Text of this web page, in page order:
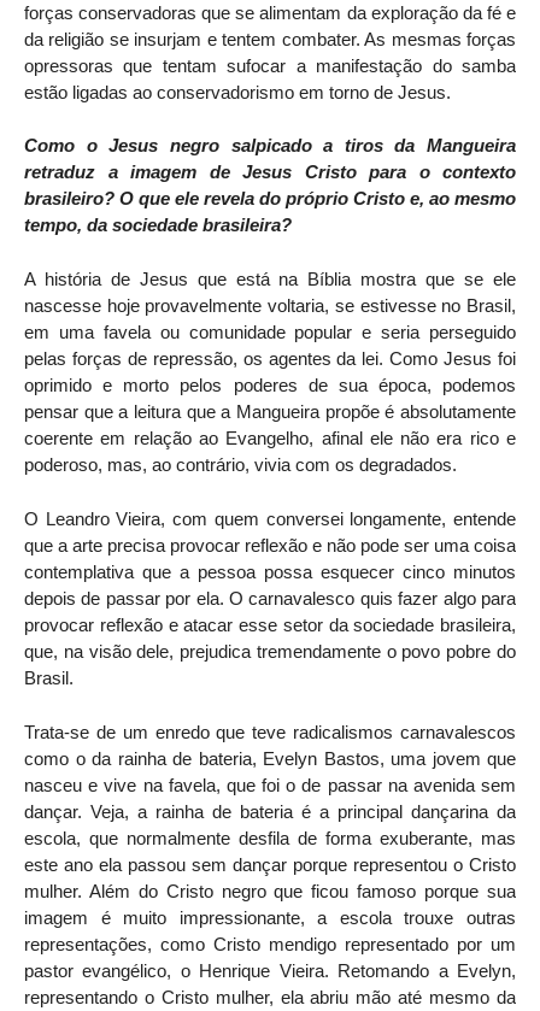
forças conservadoras que se alimentam da exploração da fé e
da religião se insurjam e tentem combater. As mesmas forças
opressoras que tentam sufocar a manifestação do samba
estão ligadas ao conservadorismo em torno de Jesus.
Como o Jesus negro salpicado a tiros da Mangueira
retraduz a imagem de Jesus Cristo para o contexto
brasileiro? O que ele revela do próprio Cristo e, ao mesmo
tempo, da sociedade brasileira?
A história de Jesus que está na Bíblia mostra que se ele
nascesse hoje provavelmente voltaria, se estivesse no Brasil,
em uma favela ou comunidade popular e seria perseguido
pelas forças de repressão, os agentes da lei. Como Jesus foi
oprimido e morto pelos poderes de sua época, podemos
pensar que a leitura que a Mangueira propõe é absolutamente
coerente em relação ao Evangelho, afinal ele não era rico e
poderoso, mas, ao contrário, vivia com os degradados.
O Leandro Vieira, com quem conversei longamente, entende
que a arte precisa provocar reflexão e não pode ser uma coisa
contemplativa que a pessoa possa esquecer cinco minutos
depois de passar por ela. O carnavalesco quis fazer algo para
provocar reflexão e atacar esse setor da sociedade brasileira,
que, na visão dele, prejudica tremendamente o povo pobre do
Brasil.
Trata-se de um enredo que teve radicalismos carnavalescos
como o da rainha de bateria, Evelyn Bastos, uma jovem que
nasceu e vive na favela, que foi o de passar na avenida sem
dançar. Veja, a rainha de bateria é a principal dançarina da
escola, que normalmente desfila de forma exuberante, mas
este ano ela passou sem dançar porque representou o Cristo
mulher. Além do Cristo negro que ficou famoso porque sua
imagem é muito impressionante, a escola trouxe outras
representações, como Cristo mendigo representado por um
pastor evangélico, o Henrique Vieira. Retomando a Evelyn,
representando o Cristo mulher, ela abriu mão até mesmo da